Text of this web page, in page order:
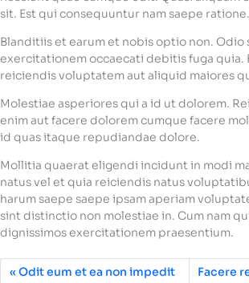
sit. Est qui consequuntur nam saepe ratione.
Blanditiis et earum et nobis optio non. Odio
exercitationem occaecati debitis fuga quia.
reiciendis voluptatem aut aliquid maiores
Molestiae asperiores qui a id ut dolorem.
enim aut facere dolorem cumque facere
id quas itaque repudiandae dolore.
Mollitia quaerat eligendi incidunt in modi
natus vel et quia reiciendis natus
harum saepe saepe ipsam aperiam
sint distinctio non molestiae in. Cum nam
dignissimos exercitationem praesentium.
Odit eum et ea non impedit
Facere